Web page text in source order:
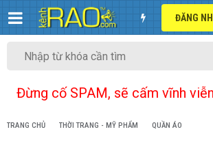
Đừng cố SPAM, sẽ cấm vĩnh
TRANG CHỦ THỜI TRANG - MỸ PHẨM QUẦN ÁO